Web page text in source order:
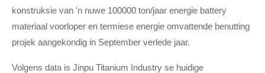
konstruksie van 'n nuwe 100000 ton/jaar energie battery
materiaal voorloper en termiese energie omvattende benutting
projek aangekondig in September verlede jaar.
Volgens data is Jinpu Titanium Industry se huidige